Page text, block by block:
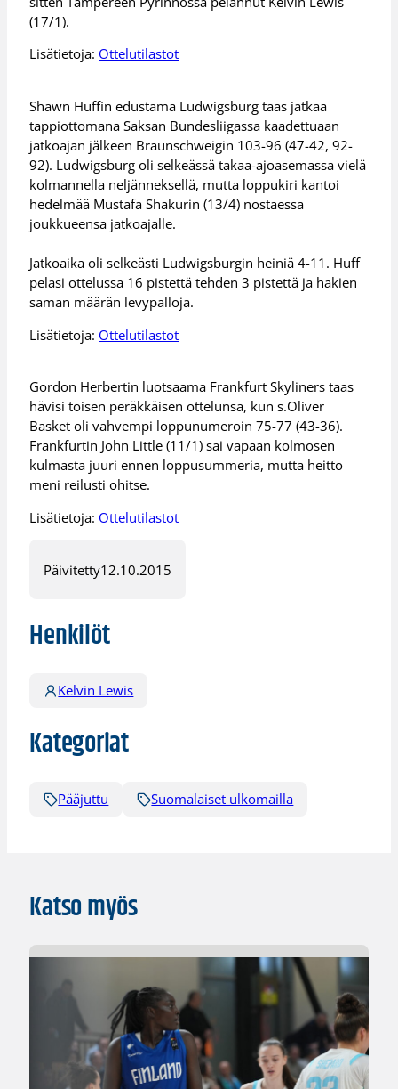
(17/1).
Lisätietoja: Ottelutilastot
Shawn Huffin edustama Ludwigsburg taas jatkaa
tappiottomana Saksan Bundesliigassa kaadettuaan
jatkoajan jälkeen Braunschweigin 103-96 (47-42, 92-
92). Ludwigsburg oli selkeässä takaa-ajoasemassa vielä
kolmannella neljänneksellä, mutta loppukiri kantoi
hedelmää Mustafa Shakurin (13/4) nostaessa
joukkueensa jatkoajalle.
Jatkoaika oli selkeästi Ludwigsburgin heiniä 4-11. Huff
pelasi ottelussa 16 pistettä tehden 3 pistettä ja hakien
saman määrän levypalloja.
Lisätietoja: Ottelutilastot
Gordon Herbertin luotsaama Frankfurt Skyliners taas
hävisi toisen peräkkäisen ottelunsa, kun s.Oliver
Basket oli vahvempi loppunumeroin 75-77 (43-36).
Frankfurtin John Little (11/1) sai vapaan kolmosen
kulmasta juuri ennen loppusummeria, mutta heitto
meni reilusti ohitse.
Lisätietoja: Ottelutilastot
Päivitetty12.10.2015
Henkilöt
Kelvin Lewis
Kategoriat
Pääjuttu Suomalaiset ulkomailla
Katso myös